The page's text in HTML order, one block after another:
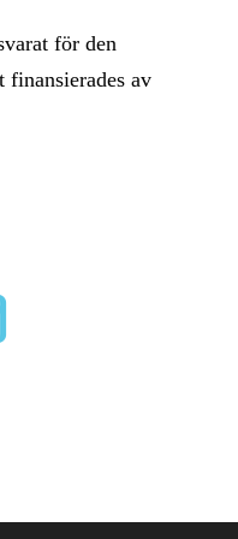
för den
finansierades av